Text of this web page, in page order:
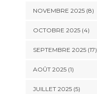
NOVEMBRE 2025 (8)
OCTOBRE 2025 (4)
SEPTEMBRE 2025 (17)
AOÛT 2025 (1)
JUILLET 2025 (5)